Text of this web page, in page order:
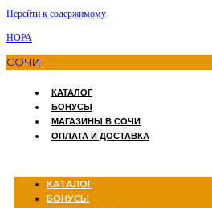
Перейти к содержимому
НОРА
СОЧИ
КАТАЛОГ
БОНУСЫ
МАГАЗИНЫ В СОЧИ
ОПЛАТА И ДОСТАВКА
КАТАЛОГ
БОНУСЫ